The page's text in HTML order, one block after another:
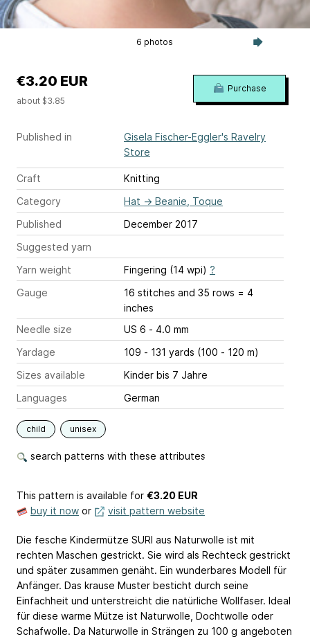
6 photos
Published in
Gisela Fischer-Eggler's Ravelry
Store
Craft
Knitting
Category
Hat → Beanie, Toque
Published
December 2017
Suggested yarn
Yarn weight
Fingering (14 wpi) ?
Gauge
16 stitches and 35 rows = 4
inches
Needle size
US 6 - 4.0 mm
Yardage
109 - 131 yards (100 - 120 m)
Sizes available
Kinder bis 7 Jahre
Languages
German
child unisex
search patterns with these attributes
€3.20 EUR
about $3.85
Purchase
This pattern is available for €3.20 EUR
buy it now or visit pattern website
Die fesche Kindermütze SURI aus Naturwolle ist mit
rechten Maschen gestrickt. Sie wird als Rechteck gestrickt
und später zusammen genäht. Ein wunderbares Modell für
Anfänger. Das krause Muster besticht durch seine
Einfachheit und unterstreicht die natürliche Wollfaser. Ideal
für diese warme Mütze ist Naturwolle, Dochtwolle oder
Schafwolle. Da Naturwolle in Strängen zu 100 g angeboten